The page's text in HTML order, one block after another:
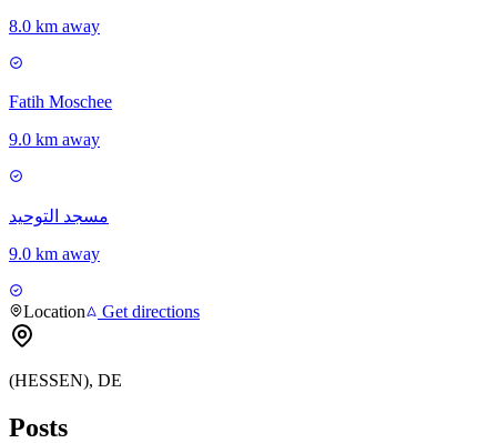
8.0 km away
Fatih Moschee
9.0 km away
مسجد التوحيد
9.0 km away
Location Get directions
(HESSEN), DE
Posts